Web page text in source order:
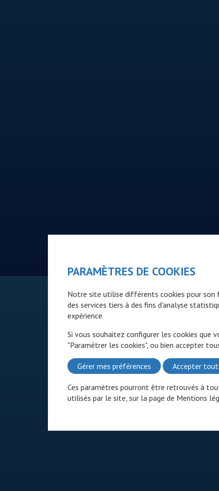
PARAMÈTRES DE COOKIES
Notre site utilise différents cookies pour son
des services tiers à des fins d'analyse
expérience.
Si vous souhaitez configurer les cookies que
"Paramétrer les cookies", ou bien accepter
Gérer mes préférences Accepter tout
Ces paramètres pourront être retrouvés à
utilisés par le site, sur la page de Mentions